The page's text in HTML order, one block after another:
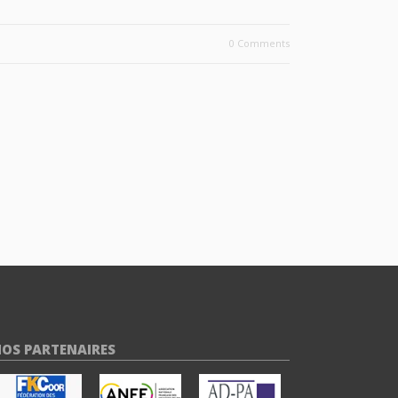
0 Comments
PARTENAIRES